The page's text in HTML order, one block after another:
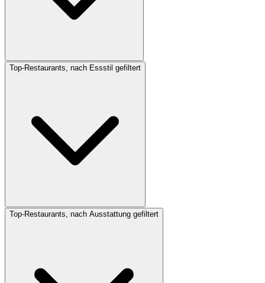
Top-Restaurants, nach Essstil gefiltert
Top-Restaurants, nach Ausstattung gefiltert